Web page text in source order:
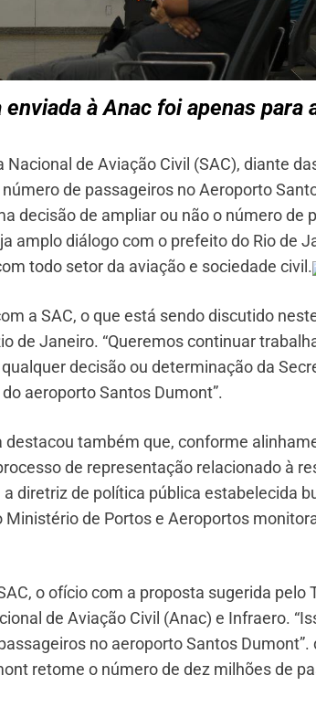
à Anac foi apenas para
Nacional de Aviação Civil (SAC), diante
de passageiros no Aeroporto
decisão de ampliar ou não o número
amplo diálogo com o prefeito do Rio de
todo setor da aviação e sociedade civil.
a SAC, o que está sendo discutido
de Janeiro. “Queremos continuar
qualquer decisão ou determinação da
aeroporto Santos Dumont”.
destacou também que, conforme
de representação relacionado à
a diretriz de política pública estabelecida
Ministério de Portos e Aeroportos
o ofício com a proposta sugerida
de Aviação Civil (Anac) e Infraero.
no aeroporto Santos
retome o número de dez milhões de